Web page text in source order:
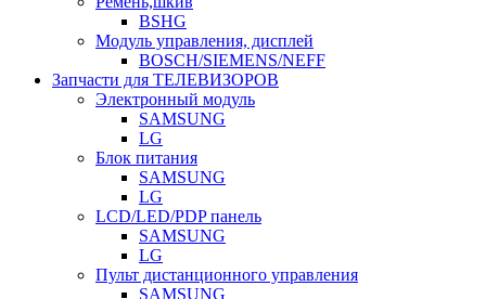
BSHG
Модуль управления, дисплей
BOSCH/SIEMENS/NEFF
Запчасти для ТЕЛЕВИЗОРОВ
Электронный модуль
SAMSUNG
LG
Блок питания
SAMSUNG
LG
LCD/LED/PDP панель
SAMSUNG
LG
Пульт дистанционного управления
SAMSUNG